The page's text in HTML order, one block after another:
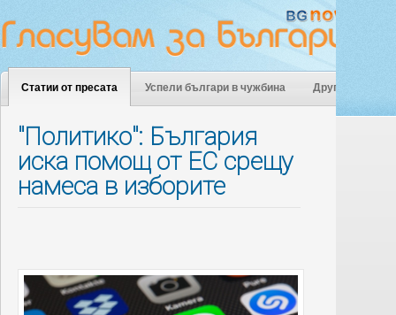
Статии от пресата Успели българи в чужбина Други
"Политико": България
иска помощ от ЕС срещу
намеса в изборите